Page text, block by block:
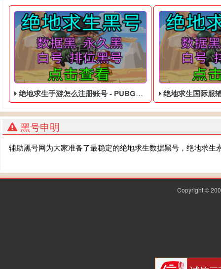
绝地求生手游怎么注册账号 - PUBG便宜的临时黑号 绝地求生国际服辅助器
黑号申明
辅助黑号网为大家准备了最稳定的绝地求生数据黑号，绝地求
Copyright ©